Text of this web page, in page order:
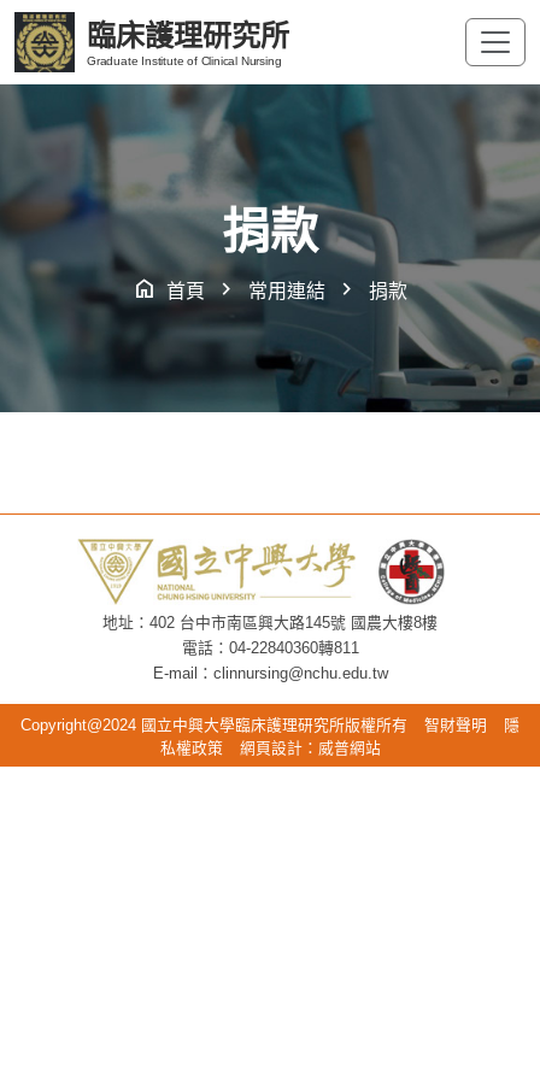
臨床護理研究所
Graduate Institute of Clinical Nursing
捐款
home 首頁 chevron_right 常用連結 chevron_right 捐款
地址：402 台中市南區興大路145號 國農大樓8樓
電話：04-22840360轉811
E-mail：clinnursing@nchu.edu.tw
Copyright@2024 國立中興大學臨床護理研究所版權所有 智財聲明
隱
私權政策
網頁設計： 威普網站